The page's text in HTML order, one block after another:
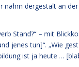
nahm dergestalt an
Stand?“ – mit
jenes tun]“. „Wie
ist ja heute …